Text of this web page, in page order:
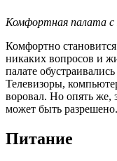
Комфортная палата
Комфортно
никаких вопросов и
палате
Телевизоры,
воровал. Но опять же,
может быть разрешено.
Питание